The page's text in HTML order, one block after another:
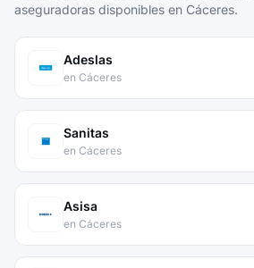
aseguradoras disponibles en Cáceres.
Adeslas
en Cáceres
Sanitas
en Cáceres
Asisa
en Cáceres